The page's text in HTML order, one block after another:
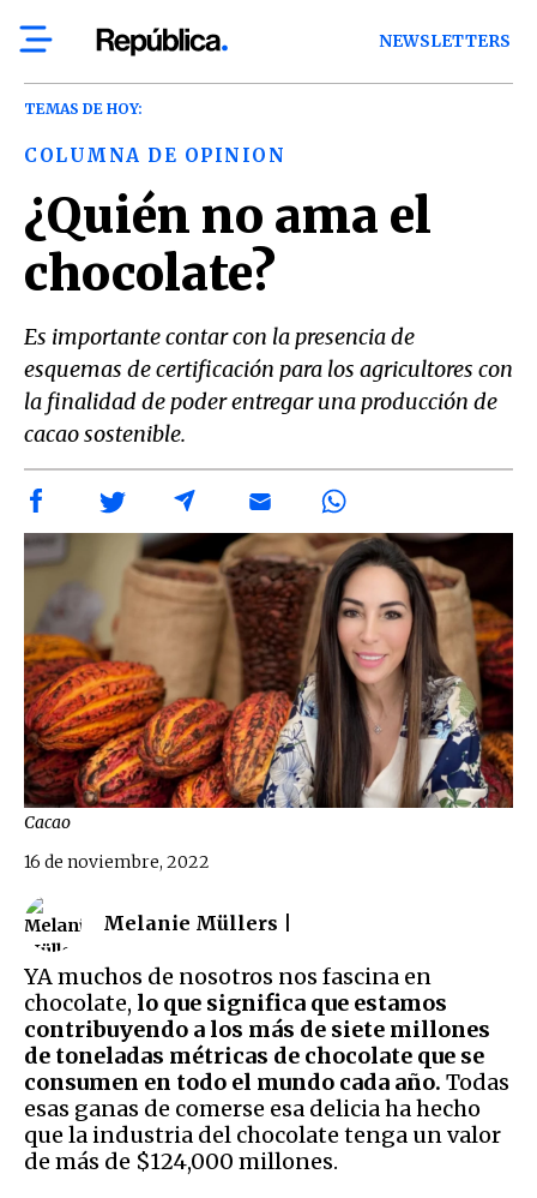
NEWSLETTERS
TEMAS DE HOY:
COLUMNA DE OPINION
¿Quién no ama el
chocolate?
Es importante contar con la presencia de
esquemas de certificación para los agricultores con
la finalidad de poder entregar una producción de
cacao sostenible.
Cacao
Melanie Müllers |
16 de noviembre, 2022
YA muchos de nosotros nos fascina en
chocolate, lo que significa que estamos
contribuyendo a los más de siete millones
de toneladas métricas de chocolate que se
consumen en todo el mundo cada año. Todas
esas ganas de comerse esa delicia ha hecho
que la industria del chocolate tenga un valor
de más de $124,000 millones.